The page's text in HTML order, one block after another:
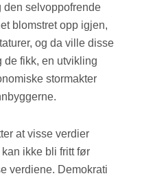
selvoppofrende
blomstret opp igjen,
og da ville disse
de fikk, en utvikling
stormakter
at visse verdier
ikke bli fritt før
verdiene. Demokrati